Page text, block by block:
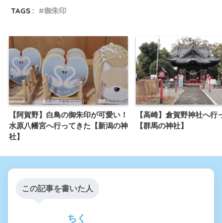
TAGS :
御朱印
【阿賀野】白鳥の御朱印が可愛い！
水原八幡宮へ行ってきた【新潟の神
社】
【高崎】倉賀野神社へ行
【群馬の神社】
この記事を書いた人
ちく